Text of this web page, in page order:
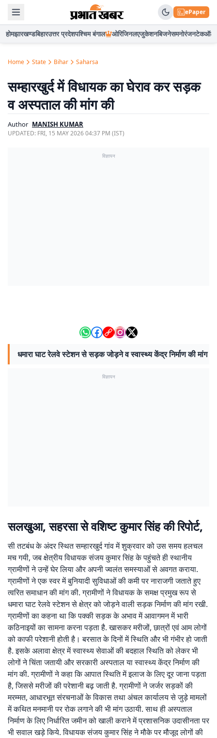
ePaper
होमझारखण्डबिहारउत्तर प्रदेशपश्चिम बंगाल ओरिजिनलएजुकेशनबिजनेसमनोरंजनटेकऑटो
Home State Bihar Saharsa
सम्हारखुर्द में विधायक का घेराव कर सड़क
व अस्पताल की मांग की
Author MANISH KUMAR
UPDATED: FRI, 15 MAY 2026 04:37 PM (IST)
विज्ञापन
धमारा घाट रेलवे स्टेशन से सड़क जोड़ने व स्वास्थ्य केंद्र निर्माण की मांग
विज्ञापन
सलखुआ, सहरसा से वशिष्ट कुमार सिंह की रिपोर्ट,
सी तटबंध के अंदर स्थित सम्हारखुर्द गांव में शुक्रवार को उस समय हलचल
मच गयी, जब क्षेत्रीय विधायक संजय कुमार सिंह के पहुंचते ही स्थानीय
ग्रामीणों ने उन्हें घेर लिया और अपनी ज्वलंत समस्याओं से अवगत कराया.
ग्रामीणों ने एक स्वर में बुनियादी सुविधाओं की कमी पर नाराजगी जताते हुए
त्वरित समाधान की मांग की. ग्रामीणों ने विधायक के समक्ष प्रमुख रूप से
धमारा घाट रेलवे स्टेशन से क्षेत्र को जोड़ने वाली सड़क निर्माण की मांग रखी.
ग्रामीणों का कहना था कि पक्की सड़क के अभाव में आवागमन में भारी
कठिनाइयों का सामना करना पड़ता है. खासकर मरीजों, छात्रों एवं आम लोगों
को काफी परेशानी होती है। बरसात के दिनों में स्थिति और भी गंभीर हो जाती
है. इसके अलावा क्षेत्र में स्वास्थ्य सेवाओं की बदहाल स्थिति को लेकर भी
लोगों ने चिंता जतायी और सरकारी अस्पताल या स्वास्थ्य केंद्र निर्माण की
मांग की. ग्रामीणों ने कहा कि आपात स्थिति में इलाज के लिए दूर जाना पड़ता
है, जिससे मरीजों की परेशानी बढ़ जाती है. ग्रामीणों ने जर्जर सड़कों की
मरम्मत, आधारभूत संरचनाओं के विकास तथा अंचल कार्यालय से जुड़े मामलों
में कथित मनमानी पर रोक लगाने की भी मांग उठायी. साथ ही अस्पताल
निर्माण के लिए निर्धारित जमीन को खाली कराने में प्रशासनिक उदासीनता पर
भी सवाल खड़े किये. विधायक संजय कुमार सिंह ने मौके पर मौजूद लोगों की